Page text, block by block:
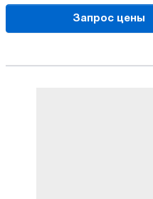
Запрос цены